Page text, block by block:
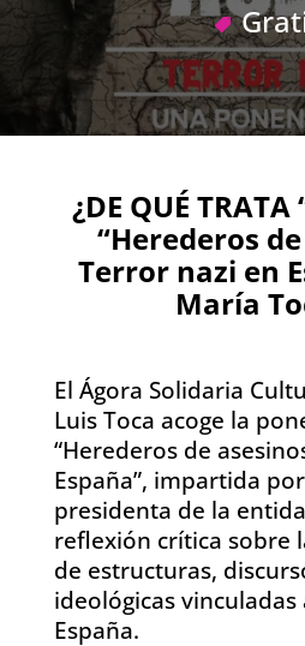
¿DE QUÉ
“Herederos
Terror nazi en
María
El Ágora Solidaria
Luis Toca acoge la
“Herederos de
España”, impartida
presidenta de la
reflexión crítica sobre
de estructuras,
ideológicas vinculadas
España.